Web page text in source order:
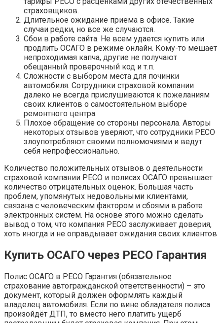
страховщиков.
Длительное ожидание приема в офисе. Такие
случаи редки, но все же случаются.
Сбои в работе сайта. Не всем удается купить или
продлить ОСАГО в режиме онлайн. Кому-то мешает
непроходимая капча, другие не получают
обещанный проверочный код и т.п.
Сложности с выбором места для починки
автомобиля. Сотрудники страховой компании
далеко не всегда прислушиваются к пожеланиям
своих клиентов о самостоятельном выборе
ремонтного центра.
Плохое обращение со стороны персонала. Авторы
некоторых отзывов уверяют, что сотрудники РЕСО
злоупотребляют своими полномочиями и ведут
себя непрофессионально.
Количество положительных отзывов о деятельности
страховой компании РЕСО и полисах ОСАГО превышает
количество отрицательных оценок. Большая часть
проблем, упомянутых недовольными клиентами,
связана с человеческим фактором и сбоями в работе
электронных систем. На основе этого можно сделать
вывод о том, что компания РЕСО заслуживает доверия,
хоть иногда и не оправдывает ожидания своих клиентов
Купить ОСАГО через РЕСО Гарантия
Полис ОСАГО в РЕСО Гарантия (обязательное
страхование автогражданской ответственности) – это
документ, который должен оформлять каждый
владелец автомобиля. Если по вине обладателя полиса
произойдёт ДТП, то вместо него платить ущерб